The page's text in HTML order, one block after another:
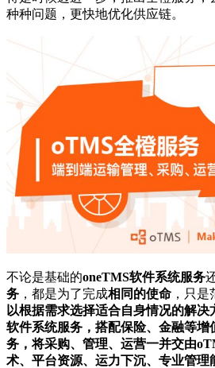
种种问题，更快地优化供应链。
不论是基础的oneTMS软件系统服务
务 ，都是为了完成相同的使命 ，只是
以根据需求选择适合自身情况的解决
软件系统服务，搭配保险、金融等增
务，将采购、管理、运营一并交由
术、平台资源、运力下沉、专业管理